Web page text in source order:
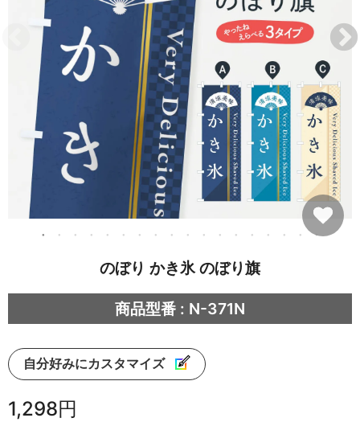
のぼり かき氷 のぼり旗
商品型番 : N-371N
自分好みにカスタマイズ
1,298円